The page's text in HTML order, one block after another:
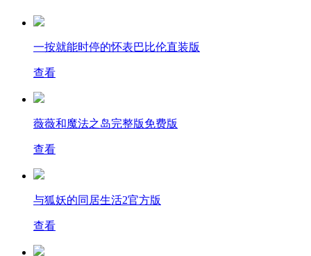
一按就能时停的怀表巴比伦直装版
查看
薇薇和魔法之岛完整版免费版
查看
与狐妖的同居生活2官方版
查看